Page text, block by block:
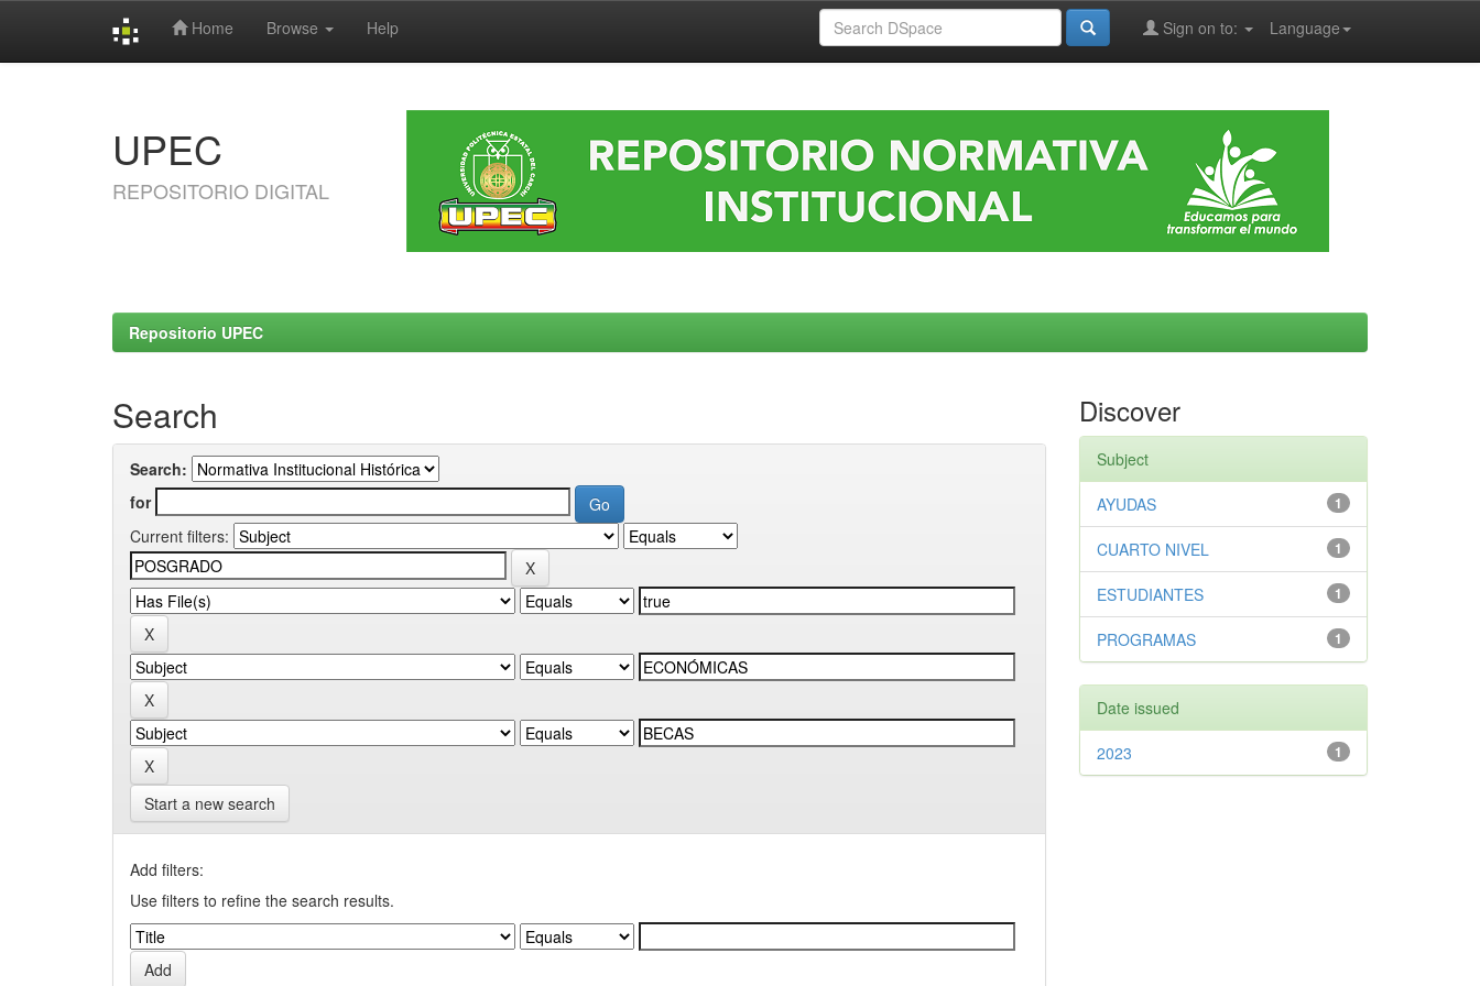
Home Browse Help Language
Sign on to:
UPEC
REPOSITORIO DIGITAL
Repositorio UPEC
Search
Search:
for
Current filters:
Start a new search
Add filters:
Use filters to refine the search results.
Discover
Subject
1
AYUDAS
1
CUARTO NIVEL
1
ESTUDIANTES
1
PROGRAMAS
Date issued
1
2023